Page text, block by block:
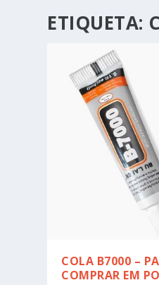
ETIQUETA:
COLA B7000 –
COMPRAR EM